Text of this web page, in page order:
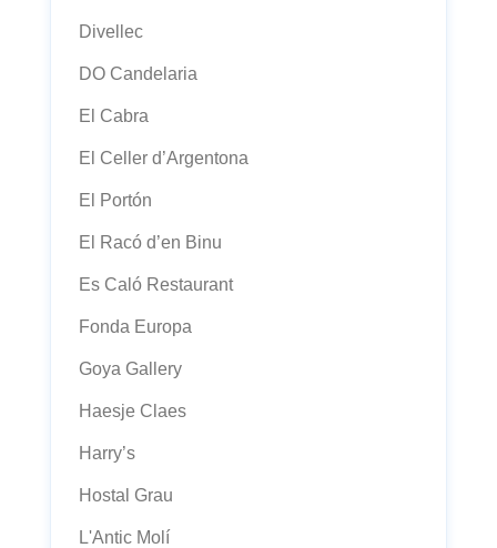
Divellec
DO Candelaria
El Cabra
El Celler d’Argentona
El Portón
El Racó d’en Binu
Es Caló Restaurant
Fonda Europa
Goya Gallery
Haesje Claes
Harry’s
Hostal Grau
L'Antic Molí